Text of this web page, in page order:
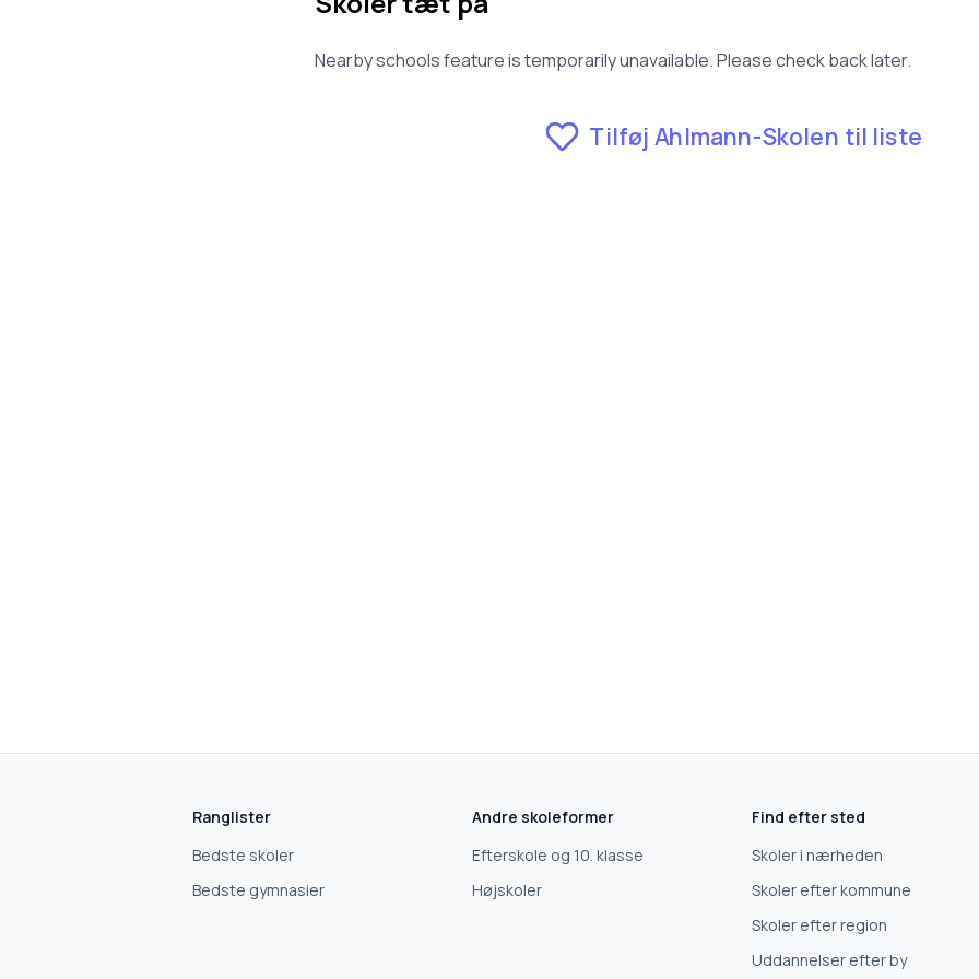
Nearby schools feature is temporarily unavailable. Please check back later.
Tilføj Ahlmann-Skolen til liste
Ranglister
Bedste skoler
Bedste gymnasier
Andre skoleformer
Efterskole og 10. klasse
Højskoler
Find efter sted
Skoler i nærheden
Skoler efter kommune
Skoler efter region
Uddannelser efter by